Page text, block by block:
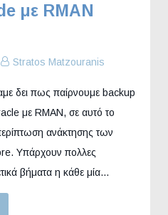
με RMAN
Stratos Matzouranis
δει πως παίρνουμε backup
με RMAN, σε αυτό το
ανάκτησης των
Υπάρχουν πολλες
βήματα η κάθε μία…